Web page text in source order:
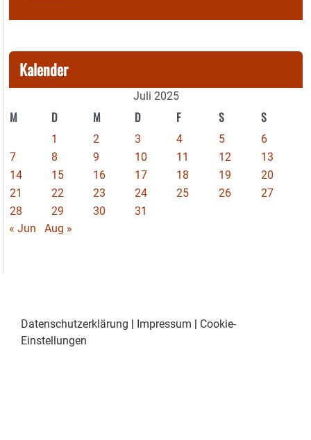
Kalender
Juli 2025
M D M D F S S
1 2 3 4 5
6
7
8 9 10 11 12
13
14
15 16 17 18 19
20
21
22 23 24 25 26
27
28
29 30
31
« Jun
Aug »
Datenschutzerklärung | Impressum | Cookie-
Einstellungen